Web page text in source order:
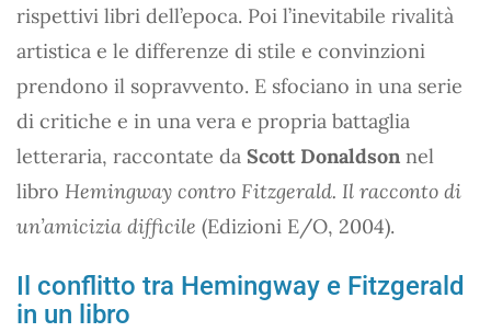
rispettivi libri dell’epoca. Poi l’inevitabile rivalità
artistica e le differenze di stile e convinzioni
prendono il sopravvento. E sfociano in una serie
di critiche e in una vera e propria battaglia
letteraria, raccontate da Scott Donaldson nel
libro Hemingway contro Fitzgerald. Il racconto di
un’amicizia difficile (Edizioni E/O, 2004).
Il conflitto tra Hemingway e Fitzgerald
in un libro